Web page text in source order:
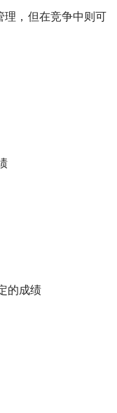
理，但在竞争中则可
的成绩